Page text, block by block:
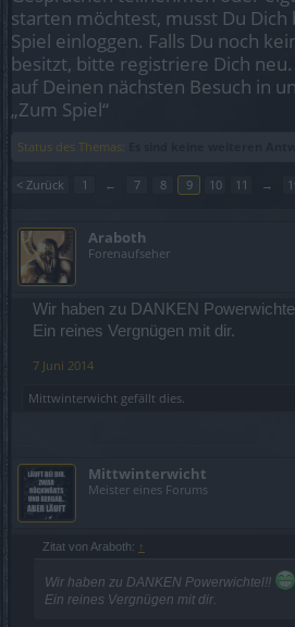
starten möchtest, musst Du Dich
Spiel einloggen. Falls Du noch
besitzt, bitte registriere Dich
auf Deinen nächsten Besuch in
„Zum Spiel“
Status des Themas:
< Zurück 1 ← 7 8 9 10 11 →
Araboth
Forenaufseher
Wir haben zu DANKEN
Ein reines Vergnügen mit dir.
7 Juni 2014
Mittwinterwicht gefällt dies.
Mittwinterwicht
Meister eines Forums
Zitat von Araboth: ↑
Wir haben zu DANKEN Powerwichtel!!
Ein reines Vergnügen mit dir.